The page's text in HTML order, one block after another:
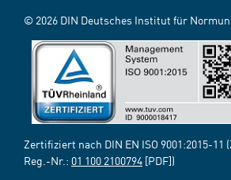
© 2026 DIN Deutsches Institut für
Zertifiziert nach DIN EN ISO 9001:2015-11
Reg.-Nr.: 01 100 2100794 [PDF])